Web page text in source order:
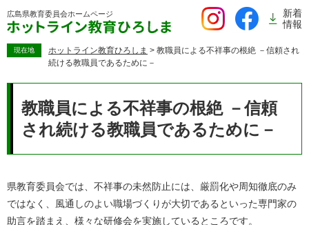
ー
広島県教育委員会ホームページ
新着
情報
現在地 ホットライン教育ひろしま > 教職員による不祥事の根絶 －信頼され
続ける教職員であるために－
教職員による不祥事の根絶 －信頼
され続ける教職員であるために－
県教育委員会では、不祥事の未然防止には、厳罰化や周知徹底のみ
ではなく、風通しのよい職場づくりが大切であるといった専門家の
助言を踏まえ、様々な研修会を実施しているところです。